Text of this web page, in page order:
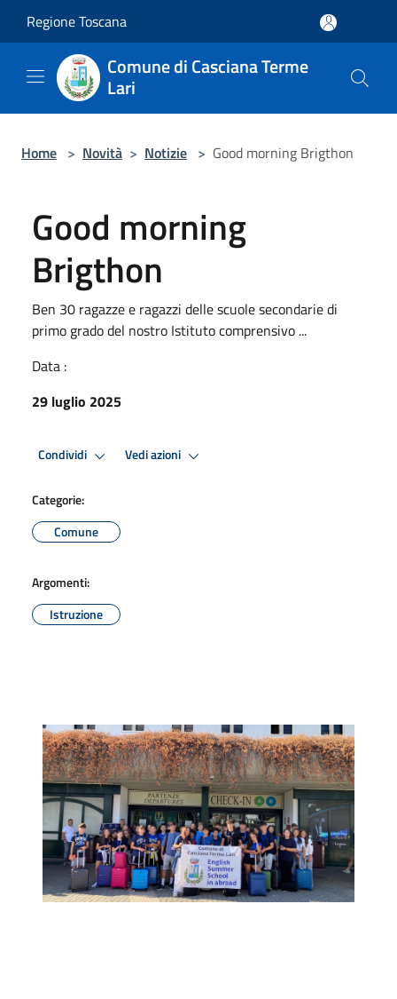
Regione Toscana
Comune di Casciana Terme
Lari
Home > Novità > Notizie > Good morning Brigthon
Good morning
Brigthon
Ben 30 ragazze e ragazzi delle scuole secondarie di
primo grado del nostro Istituto comprensivo ...
Data :
29 luglio 2025
Condividi Vedi azioni
Categorie:
Comune
Argomenti:
Istruzione